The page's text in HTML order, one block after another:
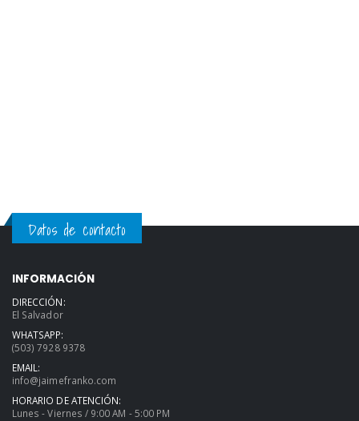
Datos de contacto
INFORMACIÓN
DIRECCIÓN:
El Salvador
WHATSAPP:
(503) 7928 9378
EMAIL:
info@jaimefranko.com
HORARIO DE ATENCIÓN:
Lunes - Viernes / 9:00 AM - 5:00 PM